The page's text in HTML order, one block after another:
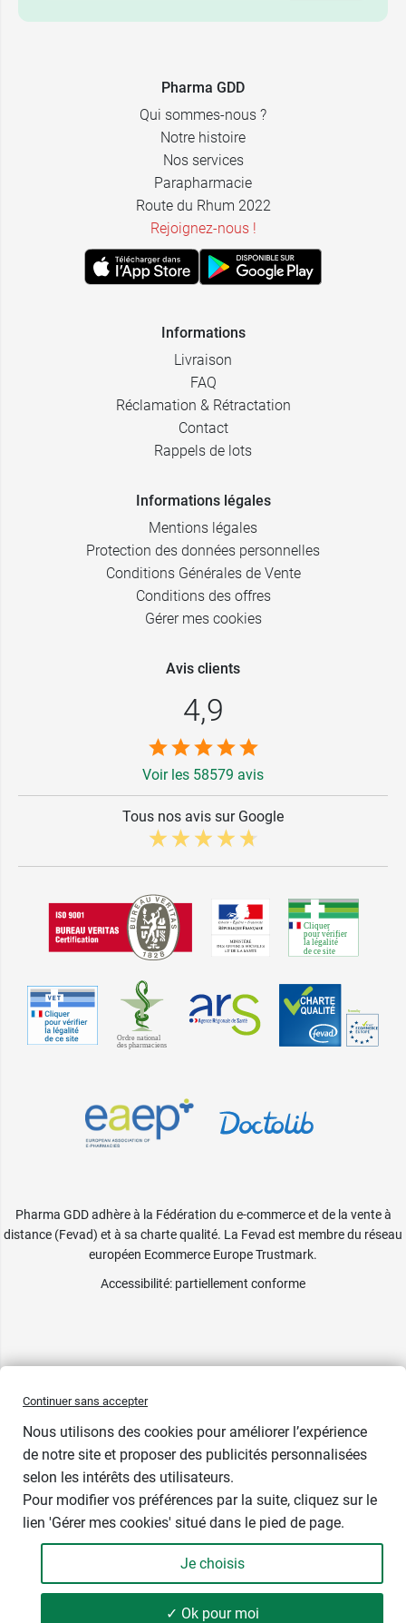
- +
Pharma GDD
Qui sommes-nous ?
Notre histoire
Nos services
Parapharmacie
Route du Rhum 2022
Rejoignez-nous !
Informations
Livraison
FAQ
Réclamation & Rétractation
Contact
Rappels de lots
Informations légales
Mentions légales
Protection des données personnelles
Conditions Générales de Vente
Conditions des offres
Gérer mes cookies
Avis clients
4,9
Voir les 58579 avis
Tous nos avis sur Google
Pharma GDD adhère à la Fédération du e-commerce et de la vente à
distance (Fevad) et à sa charte qualité. La Fevad est membre du réseau
européen Ecommerce Europe Trustmark.
Accessibilité: partiellement conforme
Continuer sans accepter
Nous utilisons des cookies pour améliorer l’expérience
de notre site et proposer des publicités personnalisées
selon les intérêts des utilisateurs.
Pour modifier vos préférences par la suite, cliquez sur le
lien 'Gérer mes cookies' situé dans le pied de page.
Je choisis
✓ Ok pour moi